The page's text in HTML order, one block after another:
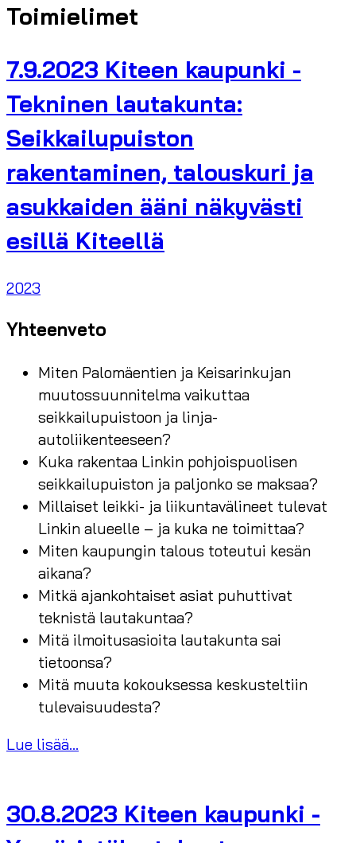
Toimielimet
7.9.2023 Kiteen kaupunki -
Tekninen lautakunta:
Seikkailupuiston
rakentaminen, talouskuri ja
asukkaiden ääni näkyvästi
esillä Kiteellä
2023
Yhteenveto
Miten Palomäentien ja Keisarinkujan
muutossuunnitelma vaikuttaa
seikkailupuistoon ja linja-
autoliikenteeseen?
Kuka rakentaa Linkin pohjoispuolisen
seikkailupuiston ja paljonko se maksaa?
Millaiset leikki- ja liikuntavälineet tulevat
Linkin alueelle – ja kuka ne toimittaa?
Miten kaupungin talous toteutui kesän
aikana?
Mitkä ajankohtaiset asiat puhuttivat
teknistä lautakuntaa?
Mitä ilmoitusasioita lautakunta sai
tietoonsa?
Mitä muuta kokouksessa keskusteltiin
tulevaisuudesta?
Lue lisää...
30.8.2023 Kiteen kaupunki -